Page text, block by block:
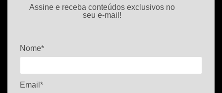
Assine e receba conteúdos exclusivos no
seu e-mail!
Nome*
Email*